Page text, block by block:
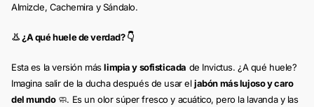
Almizcle, Cachemira y Sándalo.
👃 ¿A qué huele de verdad? 👇
Esta es la versión máslimpia y sofisticada de Invictus. ¿A qué huele?
Imagina salir de la ducha después de usar eljabón más lujoso y caro
del mundo🧼. Es un olor súper fresco y acuático, pero la lavanda y las